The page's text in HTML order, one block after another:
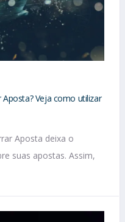
Veja como utilizar
Aposta deixa o
suas apostas. Assim,